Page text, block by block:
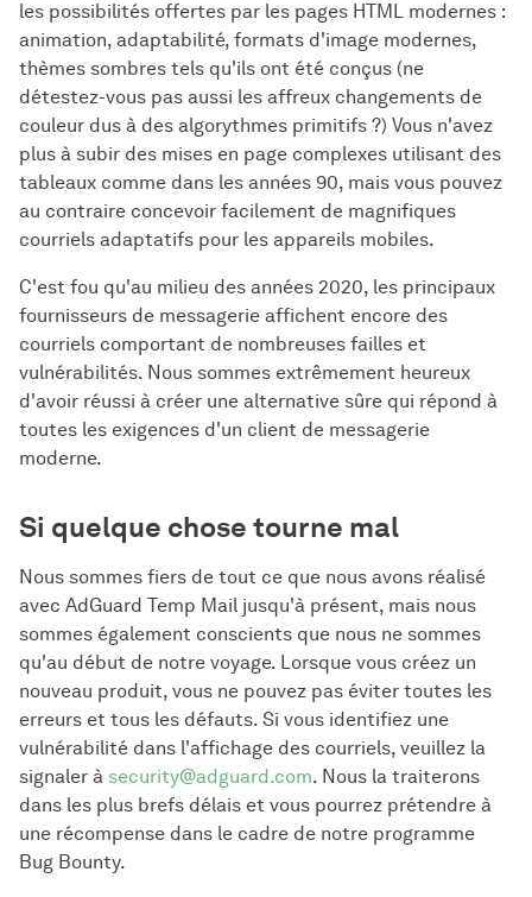
les possibilités offertes par les pages HTML modernes :
animation, adaptabilité, formats d'image modernes,
thèmes sombres tels qu'ils ont été conçus (ne
détestez-vous pas aussi les affreux changements de
couleur dus à des algorythmes primitifs ?) Vous n'avez
plus à subir des mises en page complexes utilisant des
tableaux comme dans les années 90, mais vous pouvez
au contraire concevoir facilement de magnifiques
courriels adaptatifs pour les appareils mobiles.
C'est fou qu'au milieu des années 2020, les principaux
fournisseurs de messagerie affichent encore des
courriels comportant de nombreuses failles et
vulnérabilités. Nous sommes extrêmement heureux
d'avoir réussi à créer une alternative sûre qui répond à
toutes les exigences d'un client de messagerie
moderne.
Si quelque chose tourne mal
Nous sommes fiers de tout ce que nous avons réalisé
avec AdGuard Temp Mail jusqu'à présent, mais nous
sommes également conscients que nous ne sommes
qu'au début de notre voyage. Lorsque vous créez un
nouveau produit, vous ne pouvez pas éviter toutes les
erreurs et tous les défauts. Si vous identifiez une
vulnérabilité dans l'affichage des courriels, veuillez la
signaler à security@adguard.com. Nous la traiterons
dans les plus brefs délais et vous pourrez prétendre à
une récompense dans le cadre de notre programme
Bug Bounty.